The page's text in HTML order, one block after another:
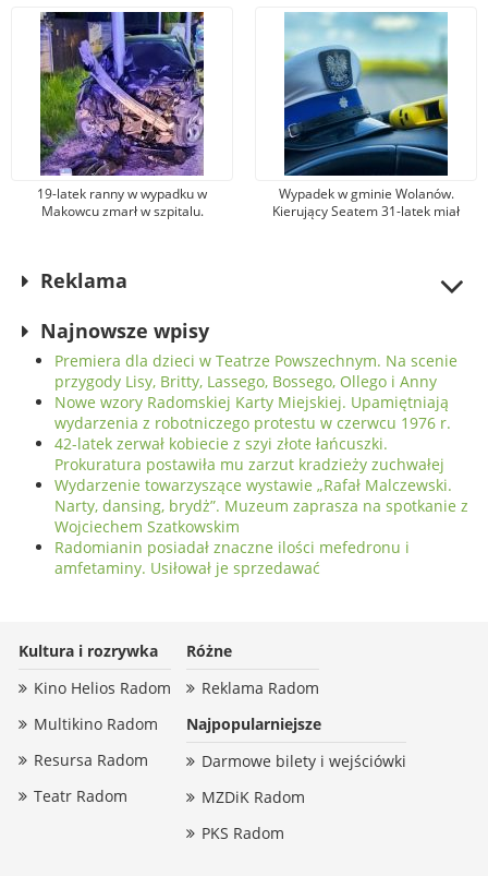
zuchwałej
19-latek ranny w wypadku w
Makowcu zmarł w szpitalu.
Wypadek w gminie Wolanów.
Kierujący Seatem 31-latek miał
Reklama
Najnowsze wpisy
Premiera dla dzieci w Teatrze Powszechnym. Na scenie
przygody Lisy, Britty, Lassego, Bossego, Ollego i Anny
Nowe wzory Radomskiej Karty Miejskiej. Upamiętniają
wydarzenia z robotniczego protestu w czerwcu 1976 r.
42-latek zerwał kobiecie z szyi złote łańcuszki.
Prokuratura postawiła mu zarzut kradzieży zuchwałej
Wydarzenie towarzyszące wystawie „Rafał Malczewski.
Narty, dansing, brydż”. Muzeum zaprasza na spotkanie z
Wojciechem Szatkowskim
Radomianin posiadał znaczne ilości mefedronu i
amfetaminy. Usiłował je sprzedawać
Kultura i rozrywka
Kino Helios Radom
Multikino Radom
Resursa Radom
Teatr Radom
Różne
Reklama Radom
Najpopularniejsze
Darmowe bilety i wejściówki
MZDiK Radom
PKS Radom